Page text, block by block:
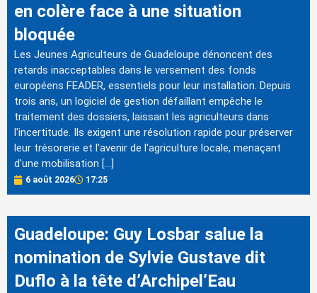
en colère face à une situation
bloquée
Les Jeunes Agriculteurs de Guadeloupe dénoncent des
retards inacceptables dans le versement des fonds
européens FEADER, essentiels pour leur installation. Depuis
trois ans, un logiciel de gestion défaillant empêche le
traitement des dossiers, laissant les agriculteurs dans
l'incertitude. Ils exigent une résolution rapide pour préserver
leur trésorerie et l'avenir de l'agriculture locale, menaçant
d'une mobilisation […]
6 août 2026 17:25
Guadeloupe: Guy Losbar salue la
nomination de Sylvie Gustave dit
Duflo à la tête d’Archipel’Eau